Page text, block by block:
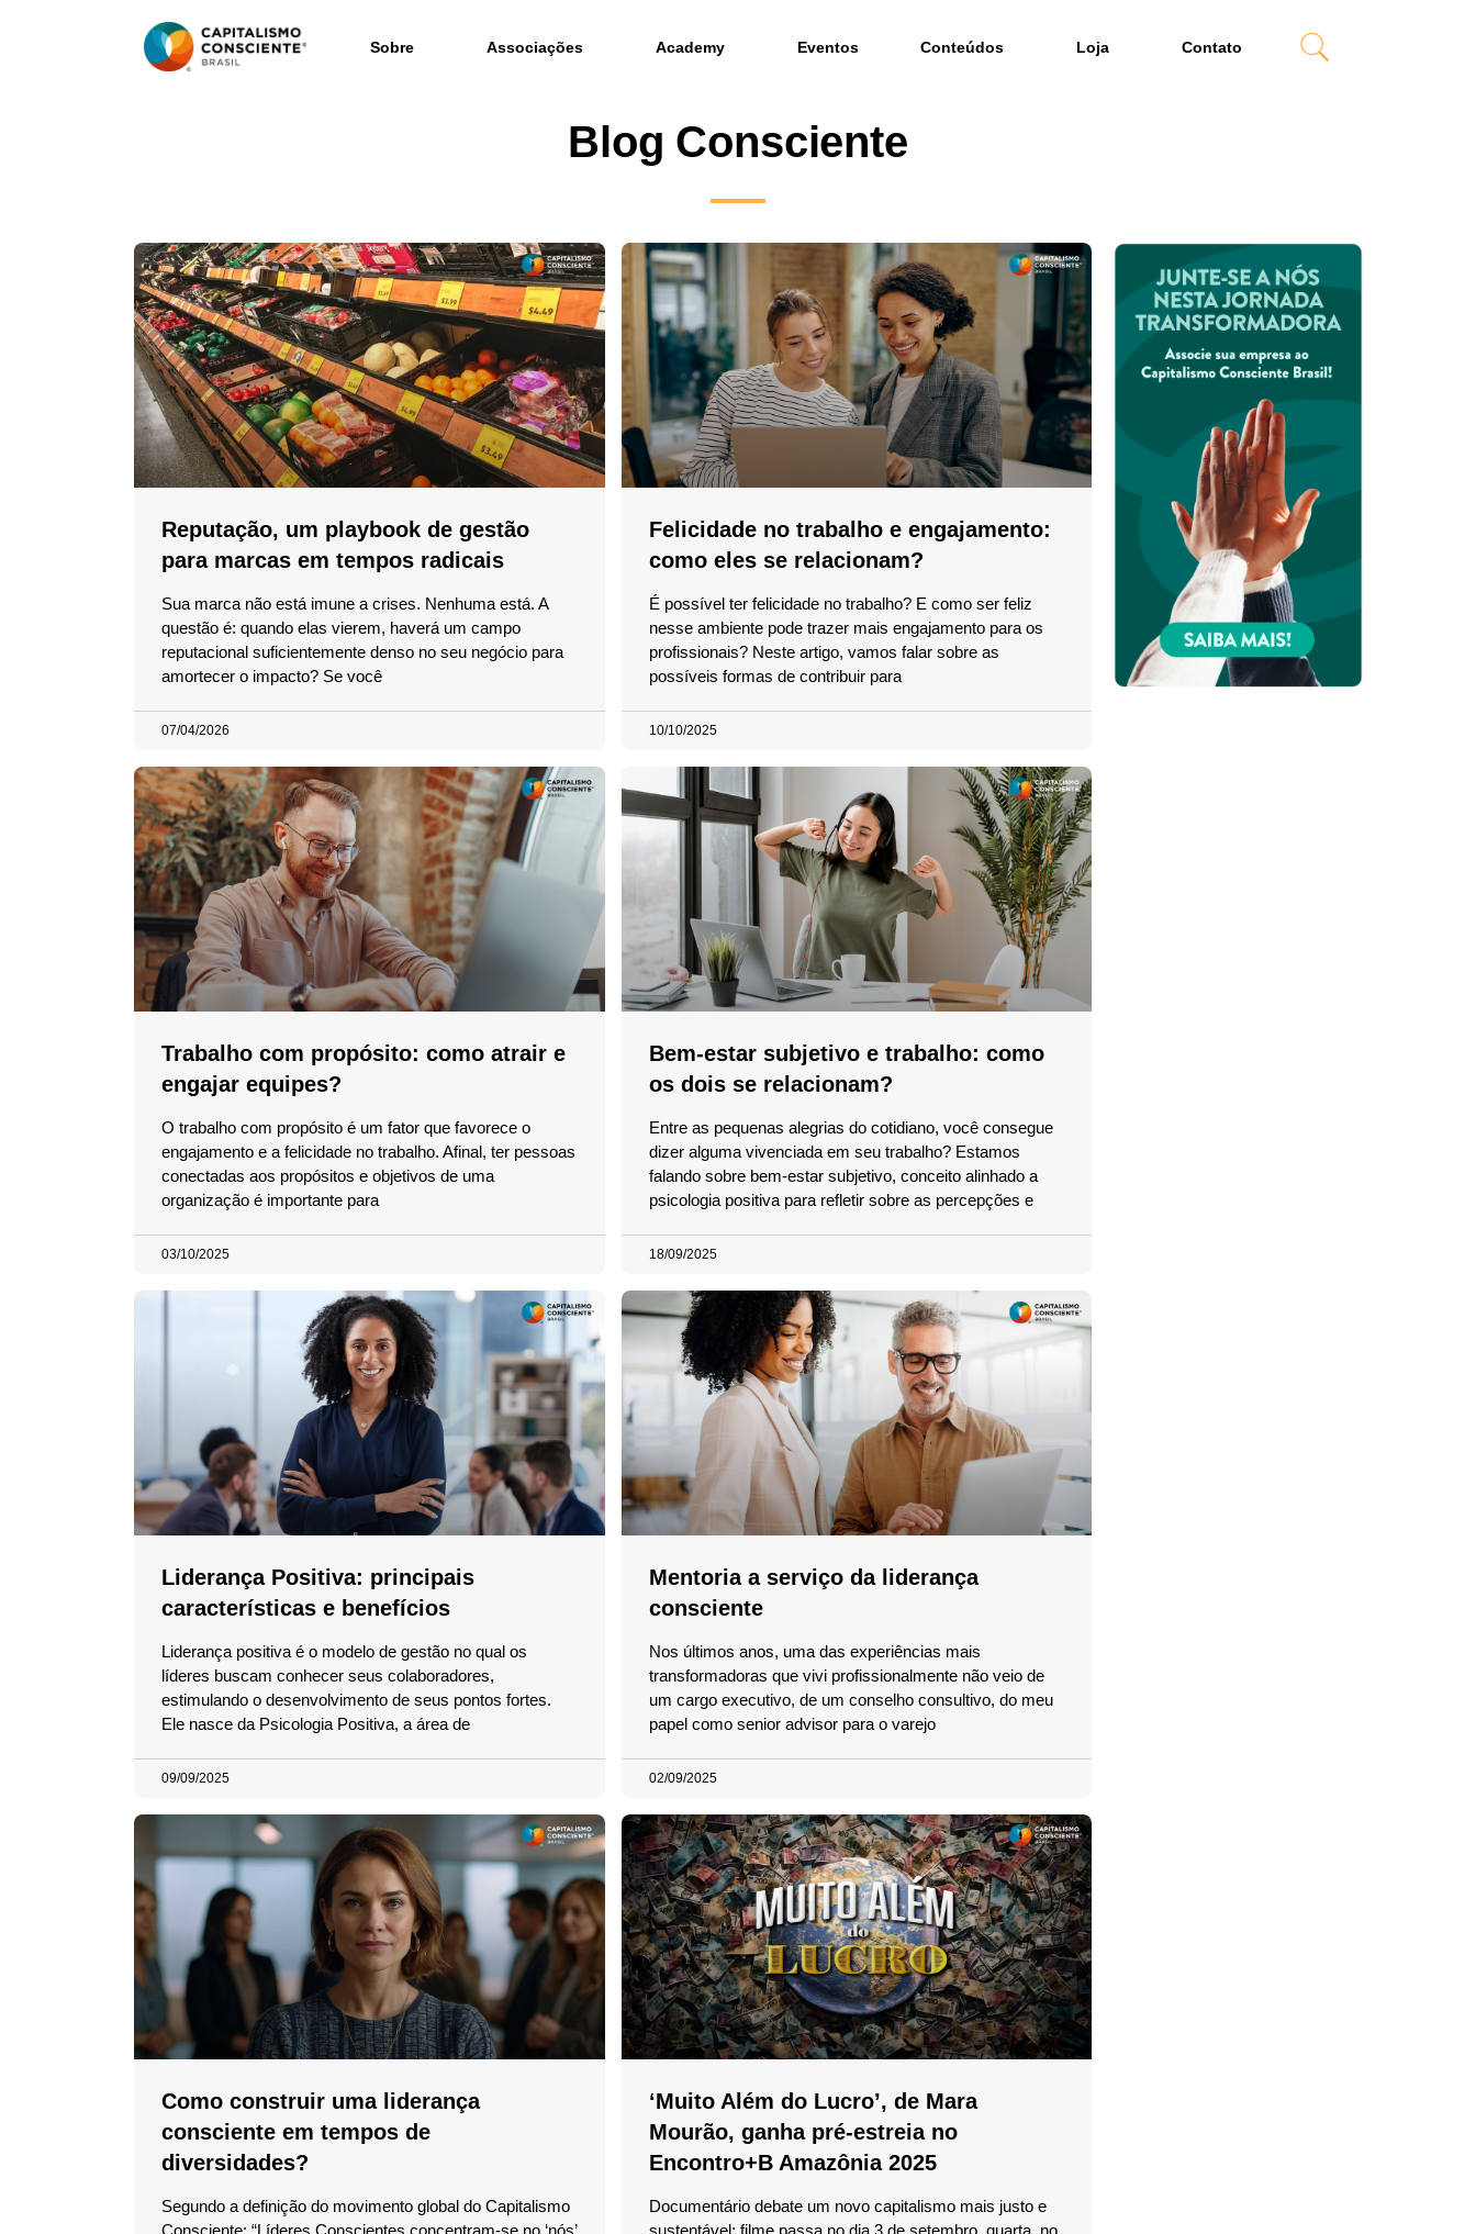
Sobre Associações Academy Eventos Conteúdos Loja Contato
Blog Consciente
Reputação, um playbook de gestão
para marcas em tempos radicais
Sua marca não está imune a crises. Nenhuma está. A
questão é: quando elas vierem, haverá um campo
reputacional suficientemente denso no seu negócio para
amortecer o impacto? Se você
07/04/2026
Felicidade no trabalho e engajamento:
como eles se relacionam?
É possível ter felicidade no trabalho? E como ser feliz
nesse ambiente pode trazer mais engajamento para os
profissionais? Neste artigo, vamos falar sobre as
possíveis formas de contribuir para
10/10/2025
Trabalho com propósito: como atrair e
engajar equipes?
O trabalho com propósito é um fator que favorece o
engajamento e a felicidade no trabalho. Afinal, ter pessoas
conectadas aos propósitos e objetivos de uma
organização é importante para
03/10/2025
Bem-estar subjetivo e trabalho: como
os dois se relacionam?
Entre as pequenas alegrias do cotidiano, você consegue
dizer alguma vivenciada em seu trabalho? Estamos
falando sobre bem-estar subjetivo, conceito alinhado a
psicologia positiva para refletir sobre as percepções e
18/09/2025
Liderança Positiva: principais
características e benefícios
Liderança positiva é o modelo de gestão no qual os
líderes buscam conhecer seus colaboradores,
estimulando o desenvolvimento de seus pontos fortes.
Ele nasce da Psicologia Positiva, a área de
09/09/2025
Mentoria a serviço da liderança
consciente
Nos últimos anos, uma das experiências mais
transformadoras que vivi profissionalmente não veio de
um cargo executivo, de um conselho consultivo, do meu
papel como senior advisor para o varejo
02/09/2025
Como construir uma liderança
consciente em tempos de
diversidades?
Segundo a definição do movimento global do Capitalismo
Consciente: “Líderes Conscientes concentram-se no ‘nós’
‘Muito Além do Lucro’, de Mara
Mourão, ganha pré-estreia no
Encontro+B Amazônia 2025
Documentário debate um novo capitalismo mais justo e
sustentável; filme passa no dia 3 de setembro, quarta, no